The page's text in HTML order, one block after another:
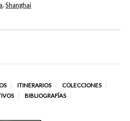
,Shanghai
ITINERARIOS
COLECCIONES
BIBLIOGRAFÍAS